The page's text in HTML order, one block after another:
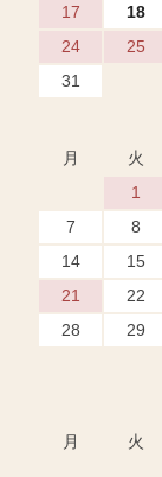
17
18
24
25
31
月
火
1
7
8
14
15
21
22
28
29
月
火